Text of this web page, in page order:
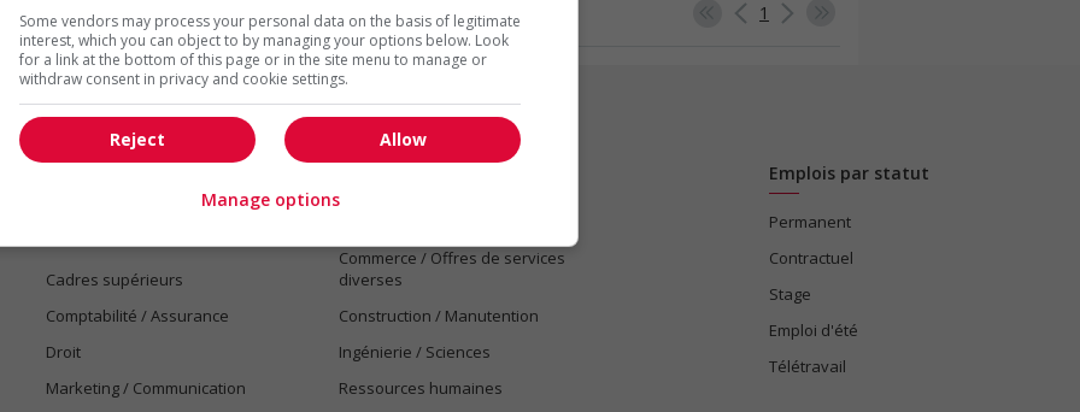
1 - 5 de 5 résultats 1
Cadres supérieurs
Commerce / Offres de services
diverses
Comptabilité / Assurance
Construction / Manutention
Droit
Ingénierie / Sciences
Marketing / Communication
Ressources humaines
Emplois par statut
Permanent
Contractuel
Stage
Emploi d'été
Télétravail
Some vendors may process your personal data on the basis of legitimate
interest, which you can object to by managing your options below. Look
for a link at the bottom of this page or in the site menu to manage or
withdraw consent in privacy and cookie settings.
Allow
Reject
Manage options